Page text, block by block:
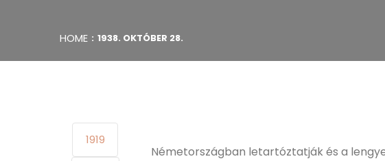
HOME 1938. OKTÓBER 28.
1919
Németországban letartóztatják és a